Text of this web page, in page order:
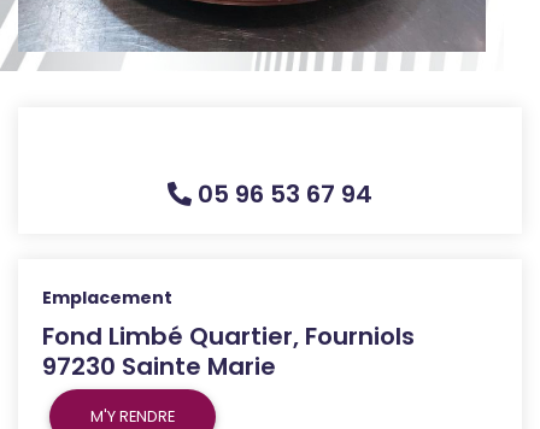
05 96 53 67 94
Emplacement
Fond Limbé Quartier, Fourniols
97230 Sainte Marie
M'Y RENDRE